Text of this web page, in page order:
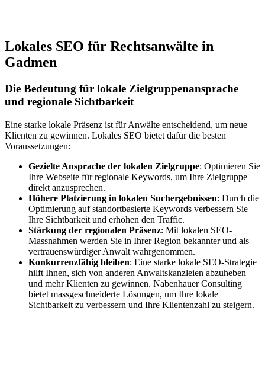
Lokales SEO für Rechtsanwälte in
Gadmen
Die Bedeutung für lokale Zielgruppenansprache
und regionale Sichtbarkeit
Eine starke lokale Präsenz ist für Anwälte entscheidend, um neue
Klienten zu gewinnen. Lokales SEO bietet dafür die besten
Voraussetzungen:
Gezielte Ansprache der lokalen Zielgruppe: Optimieren Sie
Ihre Webseite für regionale Keywords, um Ihre Zielgruppe
direkt anzusprechen.
Höhere Platzierung in lokalen Suchergebnissen: Durch die
Optimierung auf standortbasierte Keywords verbessern Sie
Ihre Sichtbarkeit und erhöhen den Traffic.
Stärkung der regionalen Präsenz: Mit lokalen SEO-
Massnahmen werden Sie in Ihrer Region bekannter und als
vertrauenswürdiger Anwalt wahrgenommen.
Konkurrenzfähig bleiben: Eine starke lokale SEO-Strategie
hilft Ihnen, sich von anderen Anwaltskanzleien abzuheben
und mehr Klienten zu gewinnen. Nabenhauer Consulting
bietet massgeschneiderte Lösungen, um Ihre lokale
Sichtbarkeit zu verbessern und Ihre Klientenzahl zu steigern.